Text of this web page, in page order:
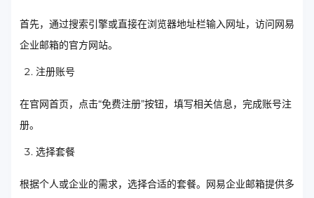
首先，通过搜索引擎或直接在浏览器地址栏输入网址，访问网易
企业邮箱的官方网站。
注册账号
在官网首页，点击“免费注册”按钮，填写相关信息，完成账号注
册。
选择套餐
根据个人或企业的需求，选择合适的套餐。网易企业邮箱提供多